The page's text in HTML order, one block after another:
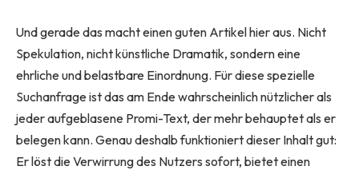
Und gerade das macht einen guten Artikel hier aus. Nicht
Spekulation, nicht künstliche Dramatik, sondern eine
ehrliche und belastbare Einordnung. Für diese spezielle
Suchanfrage ist das am Ende wahrscheinlich nützlicher als
jeder aufgeblasene Promi-Text, der mehr behauptet als er
belegen kann. Genau deshalb funktioniert dieser Inhalt gut:
Er löst die Verwirrung des Nutzers sofort, bietet einen